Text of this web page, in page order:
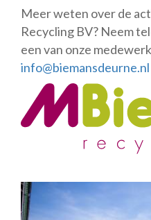
Meer weten over de
Recycling BV? Neem
een van onze
info@biemansdeurne.nl